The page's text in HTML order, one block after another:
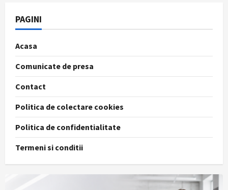
PAGINI
Acasa
Comunicate de presa
Contact
Politica de colectare cookies
Politica de confidentialitate
Termeni si conditii